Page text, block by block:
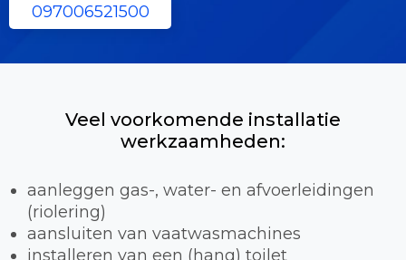
097006521500
Veel voorkomende installatie
werkzaamheden:
aanleggen gas-, water- en afvoerleidingen
(riolering)
aansluiten van vaatwasmachines
installeren van een (hang) toilet